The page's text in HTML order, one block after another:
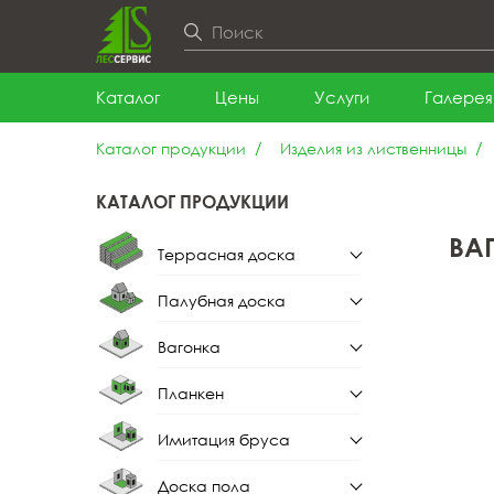
Каталог Цены Услуги Галерея
Каталог продукции Изделия из лиственницы
КАТАЛОГ ПРОДУКЦИИ
Террасная доска
Террасная доска из
лиственницы
Палубная доска
Палубная доска из
лиственницы
Вагонка
Вагонка штиль
лиственницы
Планкен
Планкен прямой
Имитация бруса
Доска пола